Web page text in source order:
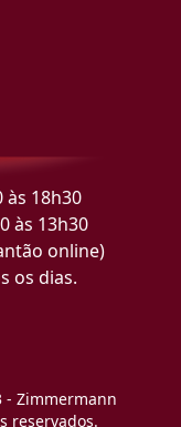
às 18h30
às 13h30
online)
os dias.
- Zimmermann
reservados.